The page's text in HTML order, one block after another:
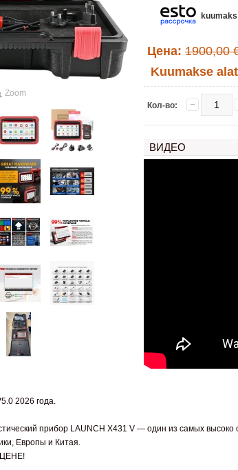
Zoom
Цена: 1900,00
Kuumakse
Кол-во:
ВИДЕО
2026 года.
прибор LAUNCH X431 V — один из самых
Европы и Китая.